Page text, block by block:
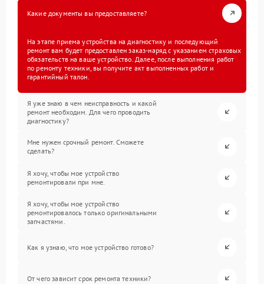
Какие документы вы предоставляете?
На этапе приема устройства на диагностику и последующий
ремонт вам будет предоставлен заказ-наряд с указанием страховых
обязательств на ваше устройство. Далее, после выполнения работ
по ремонту техники, вы получите акт выполненных работ и
гарантийный талон.
Я уже знаю в чем неисправность и какой
ремонт необходим. Для чего проводить
диагностику?
Мне нужен срочный ремонт. Сможете
сделать?
Я хочу, чтобы мое устройство
ремонтировали при мне.
Я хочу, чтобы мое устройство
ремонтировалось только оригинальными
запчастями.
Как я узнаю, что мое устройство готово?
От чего зависит срок ремонта техники?